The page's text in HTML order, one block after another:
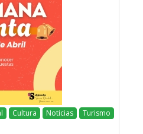
Cultura Noticias Turismo